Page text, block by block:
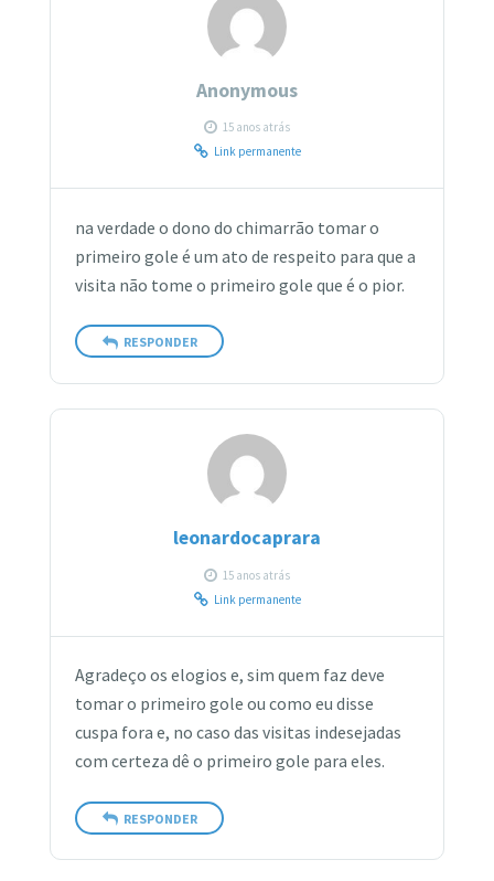
Anonymous
15 anos atrás
Link permanente
na verdade o dono do chimarrão tomar o
primeiro gole é um ato de respeito para que a
visita não tome o primeiro gole que é o pior.
RESPONDER
leonardocaprara
15 anos atrás
Link permanente
Agradeço os elogios e, sim quem faz deve
tomar o primeiro gole ou como eu disse
cuspa fora e, no caso das visitas indesejadas
com certeza dê o primeiro gole para eles.
RESPONDER